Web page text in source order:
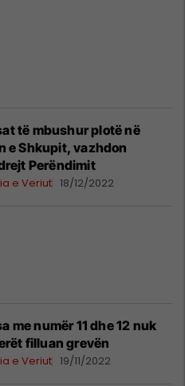
të mbushur plotë në
e Shkupit, vazhdon
Perëndimit
e Veriut 18/12/2022
me numër 11 dhe 12 nuk
filluan grevën
e Veriut 19/11/2022